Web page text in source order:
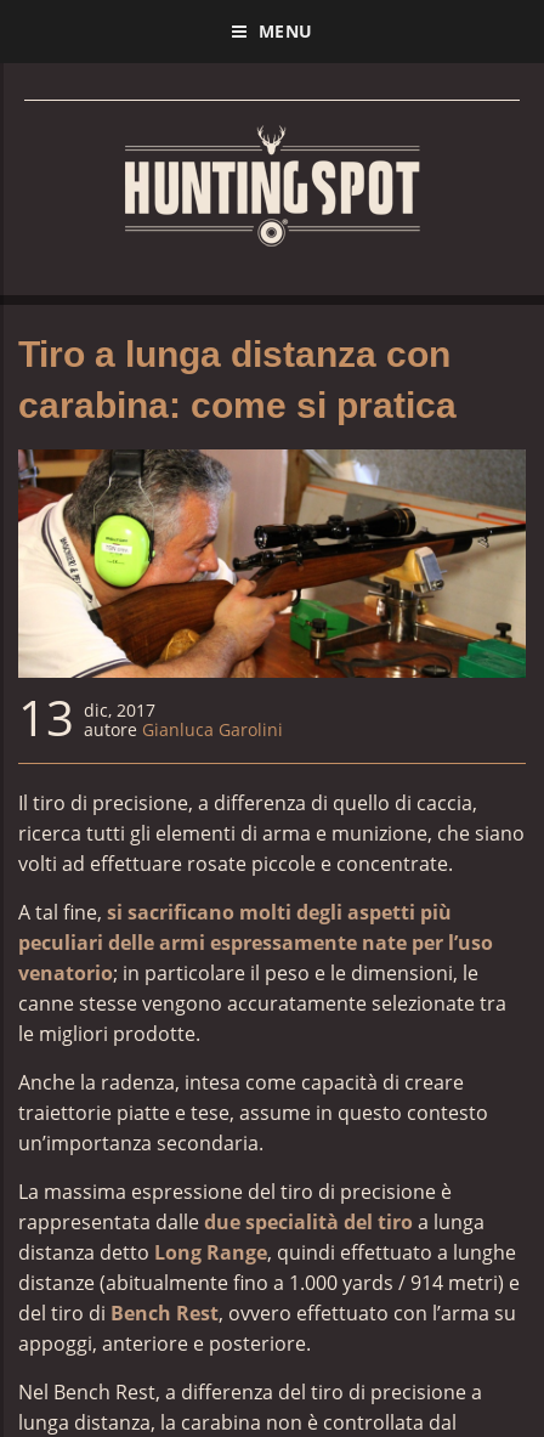
MENU
Tiro a lunga distanza con
carabina: come si pratica
13 dic, 2017
autore Gianluca Garolini
Il tiro di precisione, a differenza di quello di caccia,
ricerca tutti gli elementi di arma e munizione, che siano
volti ad effettuare rosate piccole e concentrate.
A tal fine, si sacrificano molti degli aspetti più
peculiari delle armi espressamente nate per l’uso
venatorio; in particolare il peso e le dimensioni, le
canne stesse vengono accuratamente selezionate tra
le migliori prodotte.
Anche la radenza, intesa come capacità di creare
traiettorie piatte e tese, assume in questo contesto
un’importanza secondaria.
La massima espressione del tiro di precisione è
rappresentata dalledue specialità del tiroa lunga
distanza detto Long Range, quindi effettuato a lunghe
distanze (abitualmente fino a 1.000 yards / 914 metri) e
del tiro di Bench Rest, ovvero effettuato con l’arma su
appoggi, anteriore e posteriore.
Nel Bench Rest, a differenza del tiro di precisione a
lunga distanza, la carabina non è controllata dal